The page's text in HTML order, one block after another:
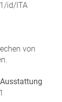
id/ITA
von
Ausstattung